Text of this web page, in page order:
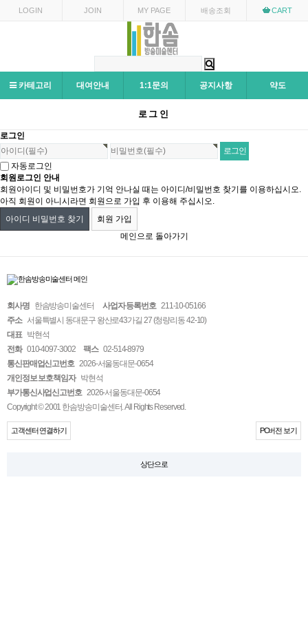
LOGIN JOIN MY PAGE 배송조회 CART
카테고리 대여안내 1:1문의 공지사항 약도
로그인
로그인
자동로그인
회원로그인 안내
회원아이디 및 비밀번호가 기억 안나실 때는 아이디/비밀번호 찾기를 이용하십시오.
아직 회원이 아니시라면 회원으로 가입 후 이용해 주십시오.
아이디 비밀번호 찾기
회원 가입
메인으로 돌아가기
회사명 한솜방송미술센터 사업자 등록번호 211-10-05166
주소 서울특별시 동대문구 왕산로43가길 27 (청량리동 42-10)
대표 박현석
전화 010-4097-3002 팩스 02-514-8979
통신판매업신고번호 2026-서울동대문-0654
개인정보 보호책임자 박현석
부가통신사업신고번호 2026-서울동대문-0654
Copyright © 2001 한솜방송미술센터. All Rights Reserved.
고객센터 연결하기 PC버전 보기
상단으로